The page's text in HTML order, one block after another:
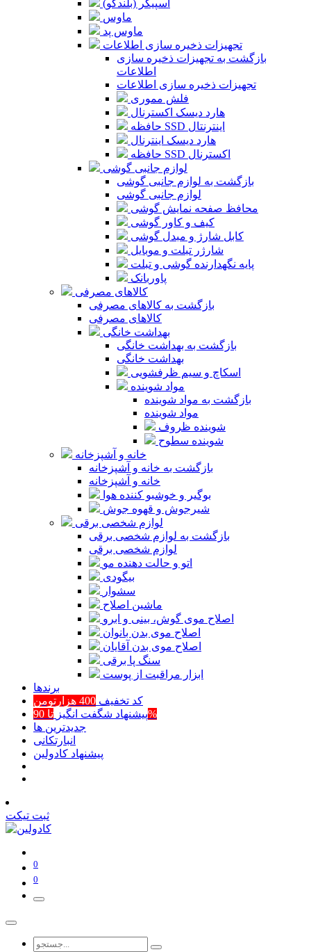
اسپیکر (بلندگو)
ماوس
ماوس پد
تجهیزات ذخیره سازی اطلاعات
بازگشت به تجهیزات ذخیره سازی
اطلاعات
تجهیزات ذخیره سازی اطلاعات
فلش مموری
هارد دیسک اکسترنال
حافظه SSD اینترنتال
هارد دیسک اینترنال
حافظه SSD اکسترنال
لوازم جانبی گوشی
بازگشت به لوازم جانبی گوشی
لوازم جانبی گوشی
محافظ صفحه نمایش گوشی
کیف و کاور گوشی
کابل شارژ و مبدل گوشی
شارژر تبلت و موبایل
پایه نگهدارنده گوشی و تبلت
پاوربانک
کالاهای مصرفی
بازگشت به کالاهای مصرفی
کالاهای مصرفی
بهداشت خانگی
بازگشت به بهداشت خانگی
بهداشت خانگی
اسکاچ و سیم ظرفشویی
مواد شوینده
بازگشت به مواد شوینده
مواد شوینده
شوینده ظروف
شوینده سطوح
خانه و آشپزخانه
بازگشت به خانه و آشپزخانه
خانه و آشپزخانه
بوگیر و خوشبو کننده هوا
شیرجوش و قهوه جوش
لوازم شخصی برقی
بازگشت به لوازم شخصی برقی
لوازم شخصی برقی
اتو و حالت دهنده مو
بیگودی
سشوار
ماشین اصلاح
اصلاح موی گوش، بینی و ابرو
اصلاح موی بدن بانوان
اصلاح موی بدن آقایان
سنگ پا برقی
ابزار مراقبت از پوست
برند‌ها
کد تخفیف 400 هزارتومن
پیشنهاد شگفت انگیزتا 90%
جدیدترین ها
انبارتکانی
پیشنهاد کادولین
ثبت تیکت
0
0